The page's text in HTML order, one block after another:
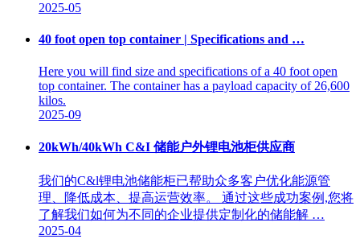
2025-05
40 foot open top container | Specifications and …
Here you will find size and specifications of a 40 foot open
top container. The container has a payload capacity of 26,600
kilos.
2025-09
20kWh/40kWh C&I 储能户外锂电池柜供应商
我们的C&l锂电池储能柜已帮助众多客户优化能源管
理、降低成本、提高运营效率。 通过这些成功案例,您将
了解我们如何为不同的企业提供定制化的储能解 …
2025-04